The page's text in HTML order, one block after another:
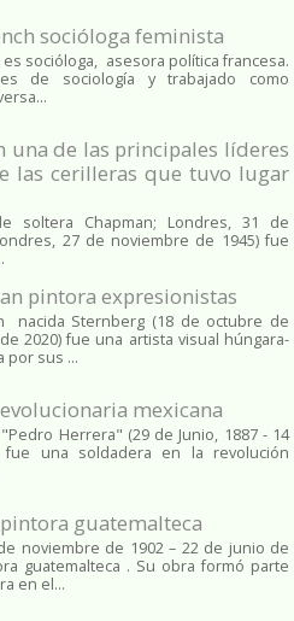
socióloga feminista
es socióloga, asesora política francesa.
de sociología y trabajado como
una de las principales líderes
las cerilleras que tuvo lugar
soltera Chapman; Londres, 31 de
27 de noviembre de 1945)​ fue
pintora expresionistas
nacida Sternberg (18 de octubre de
2020) fue una artista visual húngara-
por sus ...
mexicana
Herrera" (29 de Junio, 1887 - 14
fue una soldadera en la revolución
guatemalteca
noviembre de 1902 – 22 de junio de
guatemalteca . Su obra formó parte
en el...